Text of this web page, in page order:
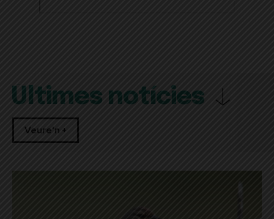
Últimes notícies
Veure'n +